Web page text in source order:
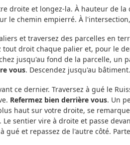
droite et longez-la. À hauteur de
le chemin empierré. À
et traversez des parcelles en
tout droit chaque palier et, pour le
jusqu'au fond de la parcelle, un
vous. Descendez jusqu'au bâtiment.
ce dernier. Traversez à gué le
Refermez bien derrière vous. Un
haut sur votre droite, se
sentier vire à droite et passe
gué et repassez de l'autre côté.